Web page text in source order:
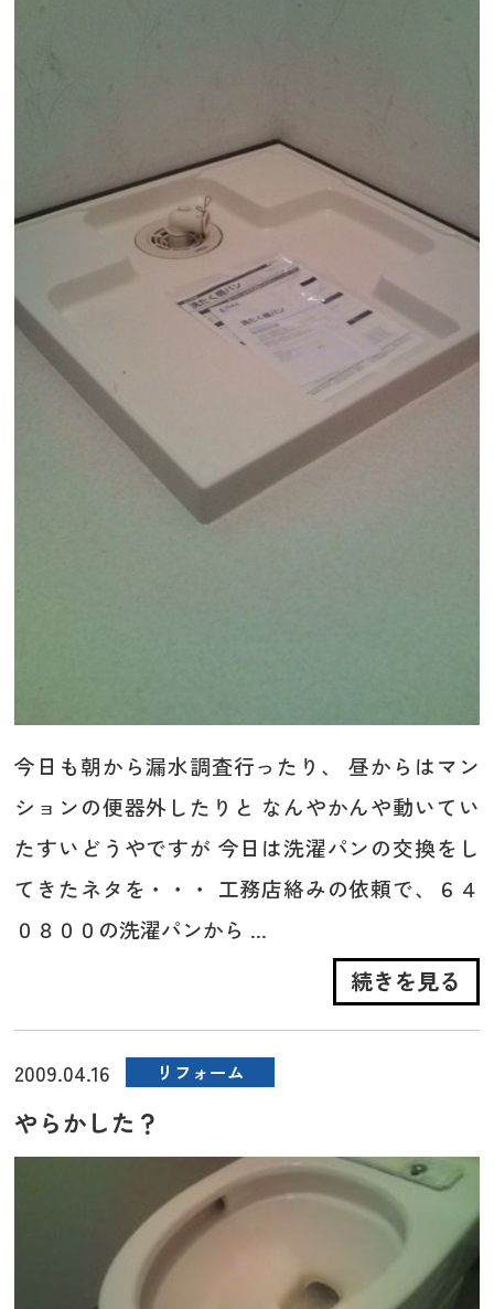
今日も朝から漏水調査行ったり、 昼からはマン
ションの便器外したりと なんやかんや動いてい
たすいどうやですが 今日は洗濯パンの交換をし
てきたネタを・・・ 工務店絡みの依頼で、６４
０８００の洗濯パンから ...
続きを見る
2009.04.16 リフォーム
やらかした？